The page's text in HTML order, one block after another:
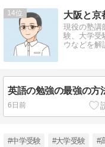
14 大阪と京
現役の塾講
験、大学受
ウなどを解
英語の勉強の最強の方
6日前
#中学受験 #大学受験 #